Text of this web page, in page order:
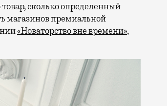
сколько определенный
магазинов премиальной
«Новаторство вне времени»,